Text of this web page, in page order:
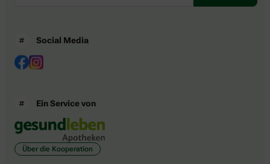
Social Media
Ein Service von
Über die Kooperation